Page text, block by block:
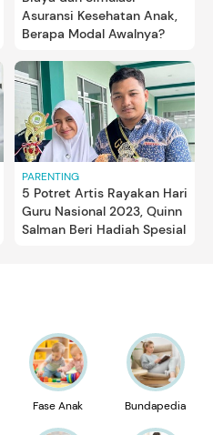
Asuransi Kesehatan Anak,
Berapa Modal Awalnya?
PARENTING
5 Potret Artis Rayakan Hari
Guru Nasional 2023, Quinn
Salman Beri Hadiah Spesial
Fase Anak Bundapedia